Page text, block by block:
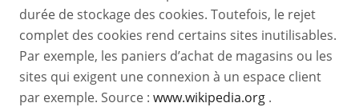
durée de stockage des cookies. Toutefois, le rejet
complet des cookies rend certains sites inutilisables.
Par exemple, les paniers d’achat de magasins ou les
sites qui exigent une connexion à un espace client
par exemple. Source : www.wikipedia.org .